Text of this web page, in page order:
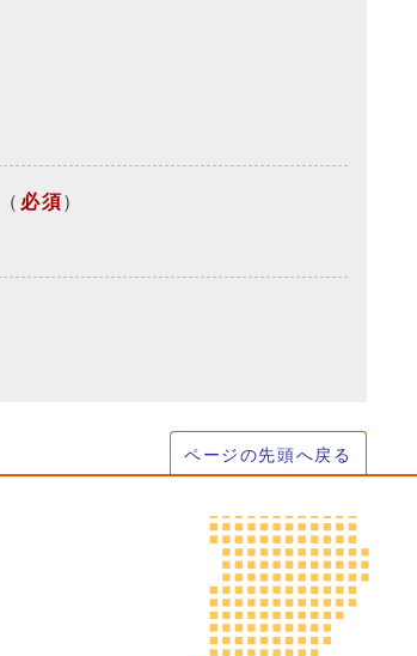
（ 必須）
ページの先頭へ戻る